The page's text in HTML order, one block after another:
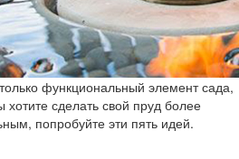
функциональный элемент сада,
сделать свой пруд более
попробуйте эти пять идей.